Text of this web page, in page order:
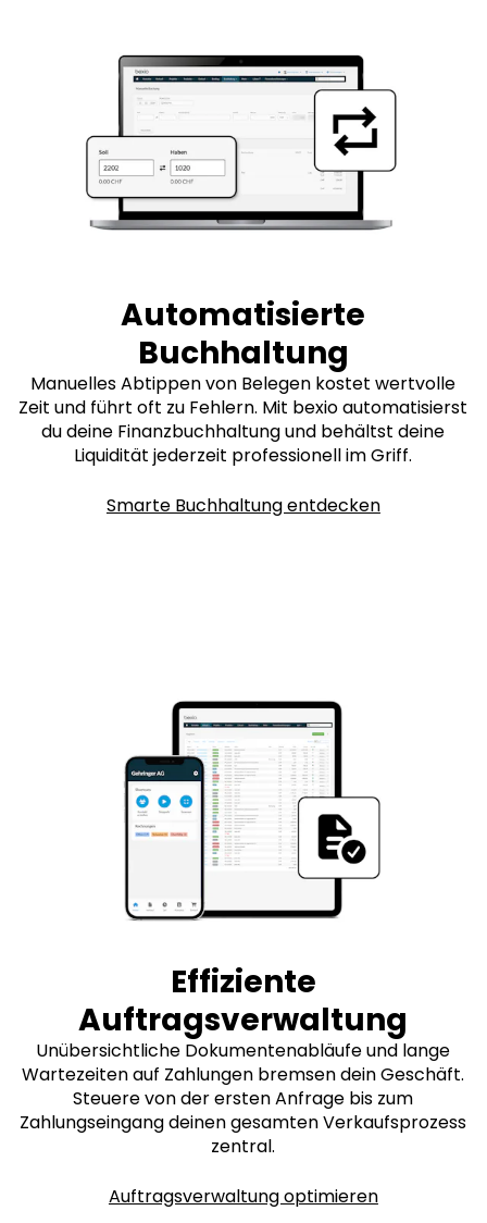
Automatisierte
Buchhaltung
Manuelles Abtippen von Belegen kostet wertvolle
Zeit und führt oft zu Fehlern. Mit bexio automatisierst
du deine Finanzbuchhaltung und behältst deine
Liquidität jederzeit professionell im Griff.
Smarte Buchhaltung entdecken
Effiziente
Auftragsverwaltung
Unübersichtliche Dokumentenabläufe und lange
Wartezeiten auf Zahlungen bremsen dein Geschäft.
Steuere von der ersten Anfrage bis zum
Zahlungseingang deinen gesamten Verkaufsprozess
zentral.
Auftragsverwaltung optimieren